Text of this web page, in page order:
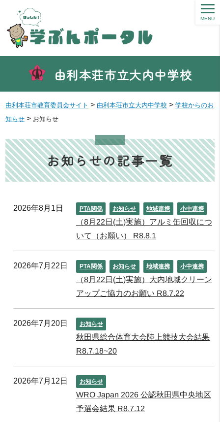
由利本荘市立大内中学校
MENU
由利本荘市教育委員会サイト > 由利本荘市立大内中学校 >学校からのお
知らせ > お知らせ
お知らせの記事一覧
2026年8月1日 PTA関係 お知らせ 地域連携 小中連携
（8月22日(土)実施）アルミ缶回収につ
いて（お願い） R8.8.1
2026年7月22日 PTA関係 お知らせ 地域連携 小中連携
（8月22日(土)実施）大内地域クリーン
アップご協力のお願い R8.7.22
2026年7月20日 お知らせ
秋田県総合体育大会陸上競技大会結果
R8.7.18~20
2026年7月12日 お知らせ
WRO Japan 2026 公認秋田県中央地区
予選会結果 R8.7.12